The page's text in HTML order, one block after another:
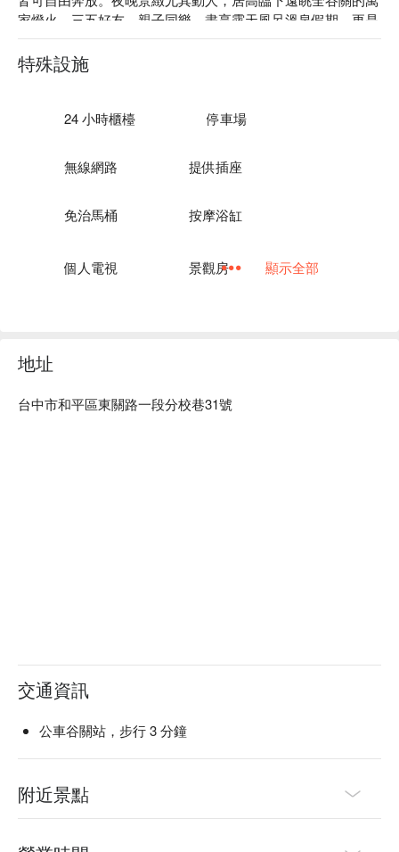
家燈火。三五好友、親子同樂，盡享露天風呂溫泉假期，更是
一大享受，親切的服務，給您不同的奢華浪漫。
麗池山水溫泉會館評價：Google 4.3 星
麗池山水溫泉會館推薦：位於谷關置高點的盡頭，谷關唯一的
麗池山水溫泉會館優惠、麗池山水溫泉會館住宿方案、麗池山
特殊設施
24 小時櫃檯 停車場
無線網路 提供插座
免治馬桶 按摩浴缸
個人電視 景觀房 顯示全部
地址
台中市和平區東關路一段分校巷31號
交通資訊
公車谷關站，步行 3 分鐘
附近景點